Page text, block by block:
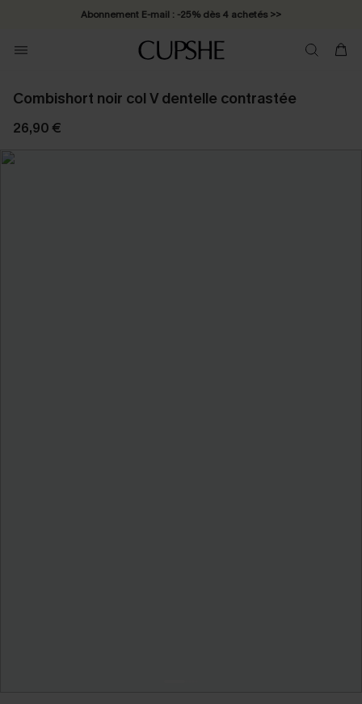
Abonnement E-mail : -25% dès 4 achetés >>
Combishort noir col V dentelle contrastée
26,90 €